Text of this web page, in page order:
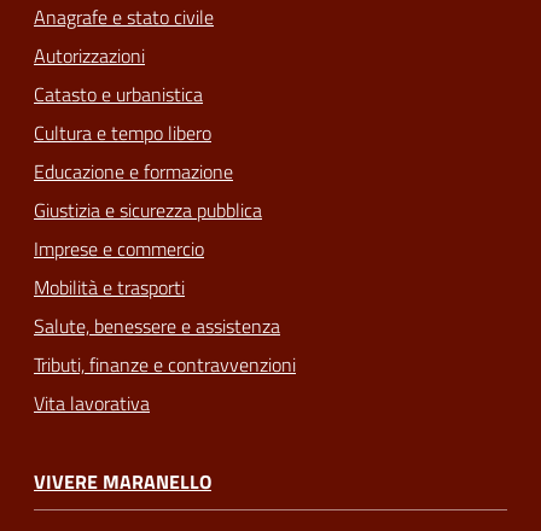
Anagrafe e stato civile
Autorizzazioni
Catasto e urbanistica
Cultura e tempo libero
Educazione e formazione
Giustizia e sicurezza pubblica
Imprese e commercio
Mobilità e trasporti
Salute, benessere e assistenza
Tributi, finanze e contravvenzioni
Vita lavorativa
VIVERE MARANELLO